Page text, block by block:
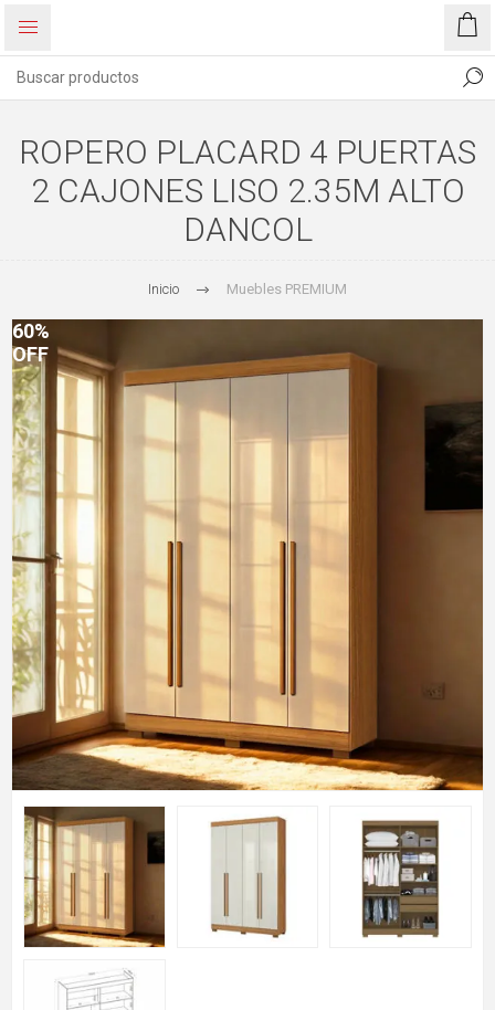
ROPERO PLACARD 4 PUERTAS
2 CAJONES LISO 2.35M ALTO
DANCOL
Inicio Muebles PREMIUM
60%
OFF